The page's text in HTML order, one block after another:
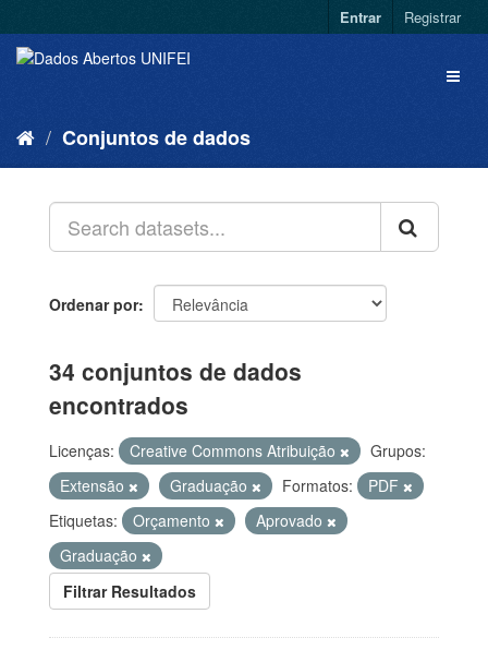
Entrar Registrar
Conjuntos de dados
Ordenar por
34 conjuntos de dados
encontrados
Licenças: Creative Commons Atribuição
Grupos:
Extensão
Graduação Formatos:
PDF
Etiquetas:
Orçamento
Aprovado
Graduação
Filtrar Resultados